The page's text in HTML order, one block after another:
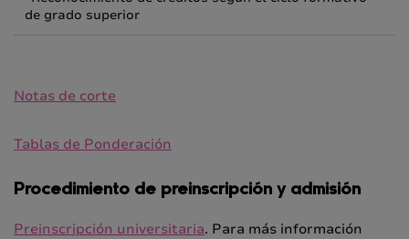
de grado superior
Notas de corte
Tablas de Ponderación
Procedimiento de preinscripción y admisión
Preinscripción universitaria. Para más información